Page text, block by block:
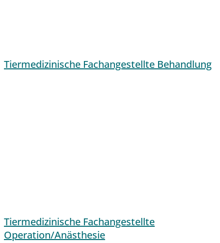
Tiermedizinische Fachangestellte Behandlung
Tiermedizinische Fachangestellte
Operation/Anästhesie